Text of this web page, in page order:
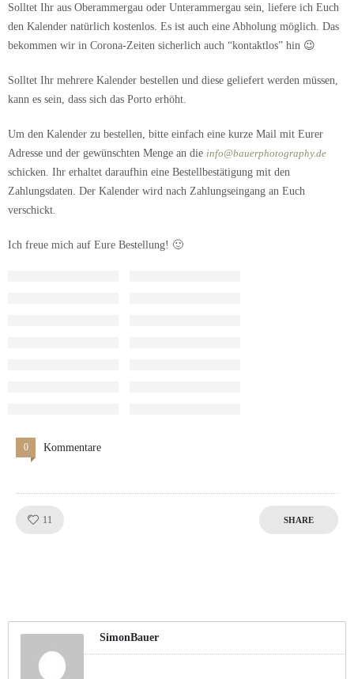
Solltet Ihr aus Oberammergau oder Unterammergau sein, liefere ich Euch
den Kalender natürlich kostenlos. Es ist auch eine Abholung möglich. Das
bekommen wir in Corona-Zeiten sicherlich auch “kontaktlos” hin 😉
Solltet Ihr mehrere Kalender bestellen und diese geliefert werden müssen,
kann es sein, dass sich das Porto erhöht.
Um den Kalender zu bestellen, bitte einfach eine kurze Mail mit Eurer
Adresse und der gewünschten Menge an die info@bauerphotography.de
schicken. Ihr erhaltet daraufhin eine Bestellbestätigung mit den
Zahlungsdaten. Der Kalender wird nach Zahlungseingang an Euch
verschickt.
Ich freue mich auf Eure Bestellung! 🙂
0 Kommentare
11 SHARE
SimonBauer